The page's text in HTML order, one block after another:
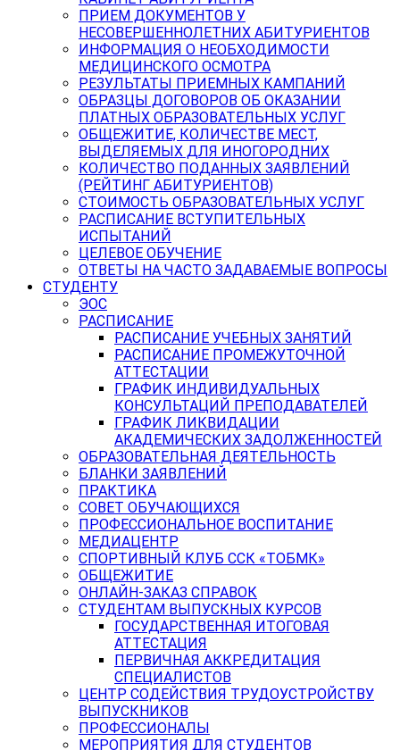
ПРИЕМ ДОКУМЕНТОВ У
НЕСОВЕРШЕННОЛЕТНИХ АБИТУРИЕНТОВ
ИНФОРМАЦИЯ О НЕОБХОДИМОСТИ
МЕДИЦИНСКОГО ОСМОТРА
РЕЗУЛЬТАТЫ ПРИЕМНЫХ КАМПАНИЙ
ОБРАЗЦЫ ДОГОВОРОВ ОБ ОКАЗАНИИ
ПЛАТНЫХ ОБРАЗОВАТЕЛЬНЫХ УСЛУГ
ОБЩЕЖИТИЕ, КОЛИЧЕСТВЕ МЕСТ,
ВЫДЕЛЯЕМЫХ ДЛЯ ИНОГОРОДНИХ
КОЛИЧЕСТВО ПОДАННЫХ ЗАЯВЛЕНИЙ
(РЕЙТИНГ АБИТУРИЕНТОВ)
СТОИМОСТЬ ОБРАЗОВАТЕЛЬНЫХ УСЛУГ
РАСПИСАНИЕ ВСТУПИТЕЛЬНЫХ
ИСПЫТАНИЙ
ЦЕЛЕВОЕ ОБУЧЕНИЕ
ОТВЕТЫ НА ЧАСТО ЗАДАВАЕМЫЕ ВОПРОСЫ
СТУДЕНТУ
ЭОС
РАСПИСАНИЕ
РАСПИСАНИЕ УЧЕБНЫХ ЗАНЯТИЙ
РАСПИСАНИЕ ПРОМЕЖУТОЧНОЙ
АТТЕСТАЦИИ
ГРАФИК ИНДИВИДУАЛЬНЫХ
КОНСУЛЬТАЦИЙ ПРЕПОДАВАТЕЛЕЙ
ГРАФИК ЛИКВИДАЦИИ
АКАДЕМИЧЕСКИХ ЗАДОЛЖЕННОСТЕЙ
ОБРАЗОВАТЕЛЬНАЯ ДЕЯТЕЛЬНОСТЬ
БЛАНКИ ЗАЯВЛЕНИЙ
ПРАКТИКА
СОВЕТ ОБУЧАЮЩИХСЯ
ПРОФЕССИОНАЛЬНОЕ ВОСПИТАНИЕ
МЕДИАЦЕНТР
СПОРТИВНЫЙ КЛУБ ССК «ТОБМК»
ОБЩЕЖИТИЕ
ОНЛАЙН-ЗАКАЗ СПРАВОК
СТУДЕНТАМ ВЫПУСКНЫХ КУРСОВ
ГОСУДАРСТВЕННАЯ ИТОГОВАЯ
АТТЕСТАЦИЯ
ПЕРВИЧНАЯ АККРЕДИТАЦИЯ
СПЕЦИАЛИСТОВ
ЦЕНТР СОДЕЙСТВИЯ ТРУДОУСТРОЙСТВУ
ВЫПУСКНИКОВ
ПРОФЕССИОНАЛЫ
МЕРОПРИЯТИЯ ДЛЯ СТУДЕНТОВ